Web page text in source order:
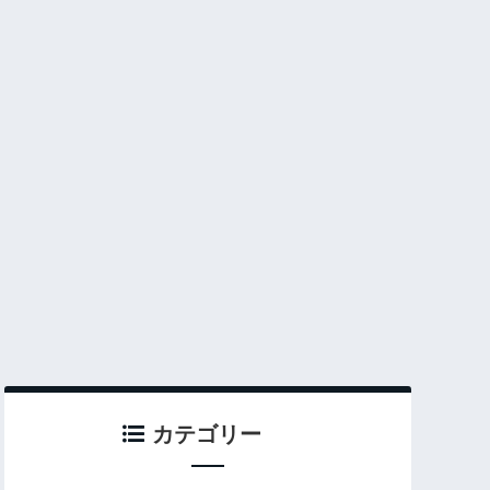
カテゴリー